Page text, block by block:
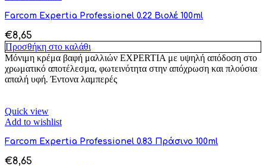
Farcom Expertia Professionel 0.22 Βιολέ 100ml
€8,65
Προσθήκη στο καλάθι
Μόνιμη κρέμα βαφή μαλλιών EXPERTIA με υψηλή απόδοση στο
χρωματικό αποτέλεσμα, φωτεινότητα στην απόχρωση και πλούσια
απαλή υφή. Έντονα λαμπερές
Quick view
Add to wishlist
Farcom Expertia Professionel 0.83 Πράσινο 100ml
€8,65